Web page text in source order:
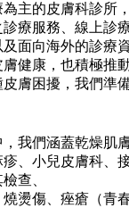
主的皮膚科診所
診療服務、線上診
面向海外的診療
健康，也積極推
膚困擾，我們準
我們涵蓋乾燥肌
、小兒皮膚科、
查、
燙傷、痤瘡（青